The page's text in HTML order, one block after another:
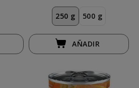
250 g 500 g
AÑADIR